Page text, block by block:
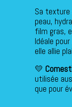
Sa
peau,
film gras,
Idéale
elle allie
💛
utilisée
que pour